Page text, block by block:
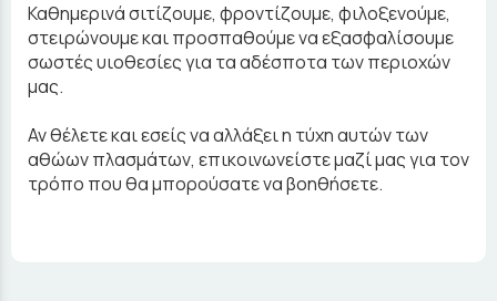
Καθημερινά σιτίζουμε, φροντίζουμε, φιλοξενούμε,
στειρώνουμε και προσπαθούμε να εξασφαλίσουμε
σωστές υιοθεσίες για τα αδέσποτα των περιοχών
μας.
Αν θέλετε και εσείς να αλλάξει η τύχη αυτών των
αθώων πλασμάτων, επικοινωνείστε μαζί μας για τον
τρόπο που θα μπορούσατε να βοηθήσετε.